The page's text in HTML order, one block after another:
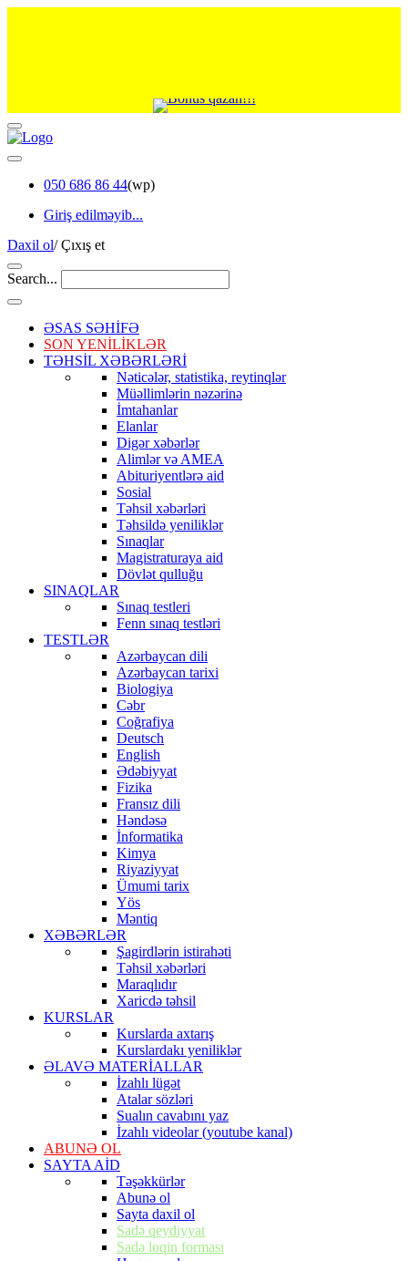
050 686 86 44(wp)
Giriş edilməyib...
Daxil ol/Çıxış et
Search...
ƏSAS SƏHİFƏ
SON YENİLİKLƏR
TƏHSİL XƏBƏRLƏRİ
Nəticələr, statistika, reytinqlər
Müəllimlərin nəzərinə
İmtahanlar
Elanlar
Digər xəbərlər
Alimlər və AMEA
Abituriyentlərə aid
Sosial
Təhsil xəbərləri
Təhsildə yeniliklər
Sınaqlar
Magistraturaya aid
Dövlət qulluğu
SINAQLAR
Sınaq testleri
Fenn sınaq testləri
TESTLƏR
Azərbaycan dili
Azərbaycan tarixi
Biologiya
Cəbr
Coğrafiya
Deutsch
English
Ədəbiyyat
Fizika
Fransız dili
Həndəsə
İnformatika
Kimya
Riyaziyyat
Ümumi tarix
Yös
Məntiq
XƏBƏRLƏR
Şagirdlərin istirahəti
Təhsil xəbərləri
Maraqlıdır
Xaricdə təhsil
KURSLAR
Kurslarda axtarış
Kurslardakı yeniliklər
ƏLAVƏ MATERİALLAR
İzahlı lügət
Atalar sözləri
Sualın cavabını yaz
İzahlı videolar (youtube kanal)
ABUNƏ OL
SAYTA AİD
Təşəkkürlər
Abunə ol
Sayta daxil ol
Sadə qeydiyyat
Sadə loqin forması